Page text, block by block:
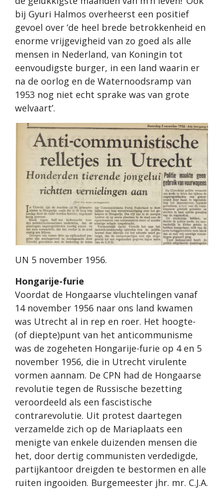
bij Gyuri Halmos overheerst een positief
gevoel over ‘de heel brede betrokkenheid en
enorme vrijgevigheid van zo goed als alle
mensen in Nederland, van Koningin tot
eenvoudigste burger, in een land waarin er
na de oorlog en de Waternoodsramp van
1953 nog niet echt sprake was van grote
welvaart’.
UN 5 november 1956.
Hongarije-furie
Voordat de Hongaarse vluchtelingen vanaf
14 november 1956 naar ons land kwamen
was Utrecht al in rep en roer. Het hoogte-
(of diepte)punt van het anticommunisme
was de zogeheten Hongarije-furie op 4 en 5
november 1956, die in Utrecht virulente
vormen aannam. De CPN had de Hongaarse
revolutie tegen de Russische bezetting
veroordeeld als een fascistische
contrarevolutie. Uit protest daartegen
verzamelde zich op de Mariaplaats een
menigte van enkele duizenden mensen die
het, door dertig communisten verdedigde,
partijkantoor dreigden te bestormen en alle
ruiten ingooiden. Burgemeester jhr. mr. C.J.A.